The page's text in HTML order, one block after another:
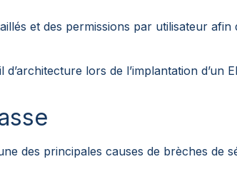
et des permissions par utilisateur
lors de l’implantation d’un
des principales causes de brèches de